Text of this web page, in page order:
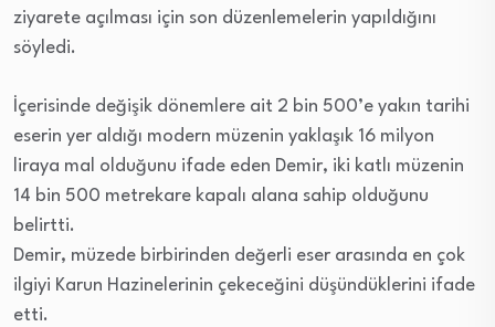
ziyarete açılması için son düzenlemelerin yapıldığını
söyledi.
İçerisinde değişik dönemlere ait 2 bin 500’e yakın tarihi
eserin yer aldığı modern müzenin yaklaşık 16 milyon
liraya mal olduğunu ifade eden Demir, iki katlı müzenin
14 bin 500 metrekare kapalı alana sahip olduğunu
belirtti.
Demir, müzede birbirinden değerli eser arasında en çok
ilgiyi Karun Hazinelerinin çekeceğini düşündüklerini ifade
etti.